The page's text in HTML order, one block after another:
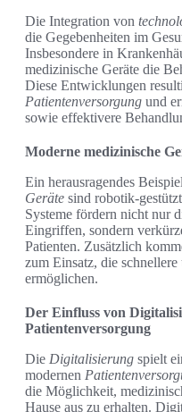
Die Integration von
die Gegebenheiten im
Insbesondere in
medizinische Geräte die
Diese Entwicklungen
Patientenversorgung und
sowie effektivere
Moderne medizinische
Ein herausragendes
Geräte sind robotik-
Systeme fördern nicht nur
Eingriffen, sondern
Patienten. Zusätzlich
zum Einsatz, die
ermöglichen.
Der Einfluss von
Patientenversorgung
Die Digitalisierung spielt
modernen
die Möglichkeit,
Hause aus zu erhalten.